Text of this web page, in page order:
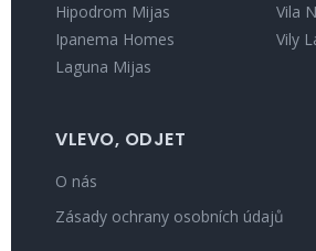
Hipodrom Mijas
Ipanema Homes
Laguna Mijas
Vila
Vily
VLEVO, ODJET
O nás
Zásady ochrany osobních údajů